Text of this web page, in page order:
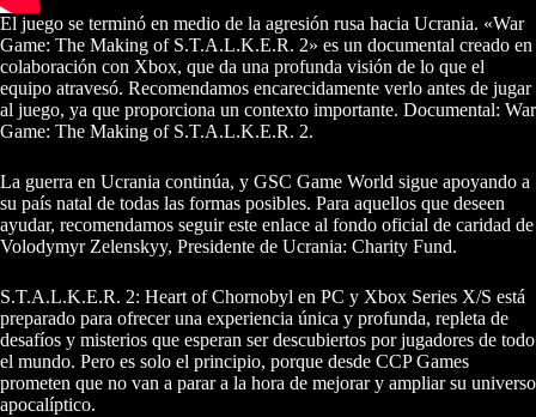
El juego se terminó en medio de la agresión rusa hacia Ucrania. «War
Game: The Making of S.T.A.L.K.E.R. 2» es un documental creado en
colaboración con Xbox, que da una profunda visión de lo que el
equipo atravesó. Recomendamos encarecidamente verlo antes de jugar
al juego, ya que proporciona un contexto importante. Documental: War
Game: The Making of S.T.A.L.K.E.R. 2.
La guerra en Ucrania continúa, y GSC Game World sigue apoyando a
su país natal de todas las formas posibles. Para aquellos que deseen
ayudar, recomendamos seguir este enlace al fondo oficial de caridad de
Volodymyr Zelenskyy, Presidente de Ucrania: Charity Fund.
S.T.A.L.K.E.R. 2: Heart of Chornobyl en PC y Xbox Series X/S está
preparado para ofrecer una experiencia única y profunda, repleta de
desafíos y misterios que esperan ser descubiertos por jugadores de todo
el mundo. Pero es solo el principio, porque desde CCP Games
prometen que no van a parar a la hora de mejorar y ampliar su universo
apocalíptico.